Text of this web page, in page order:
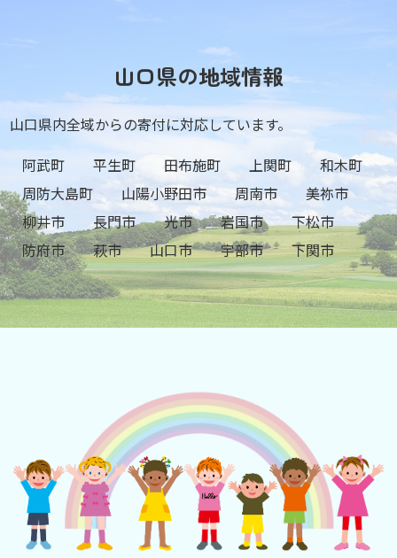
山口県の地域情報
山口県内全域からの寄付に対応しています。
阿武町
平生町 田布施町 上関町
和木町
周防大島町
山陽小野田市 周南市
美祢市
柳井市
長門市 光市 岩国市
下松市
防府市
萩市 山口市 宇部市 下関市